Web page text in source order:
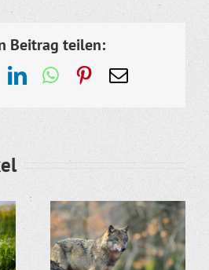
Beitrag teilen:
LinkedInWhatsApp
Pinterest
E-